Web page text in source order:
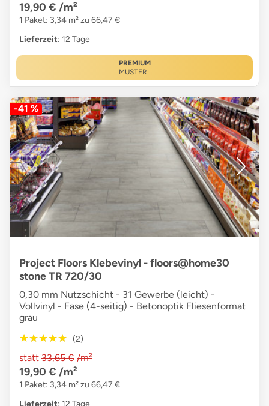
19,90 € /m²
1 Paket: 3,34 m² zu 66,47 €
Lieferzeit: 12 Tage
PREMIUM
MUSTER
-41 %
Project Floors Klebevinyl - floors@home30
stone TR 720/30
0,30 mm Nutzschicht - 31 Gewerbe (leicht) -
Vollvinyl - Fase (4-seitig) - Betonoptik Fliesenformat
grau
★★★★★
★★★★★ (2)
statt 33,65 € /m²
19,90 € /m²
1 Paket: 3,34 m² zu 66,47 €
Lieferzeit: 12 Tage